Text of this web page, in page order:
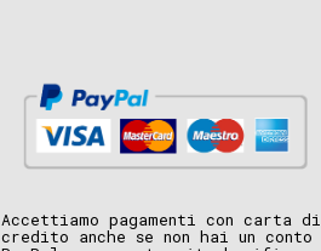
Accettiamo pagamenti con carta di
credito anche se non hai un conto